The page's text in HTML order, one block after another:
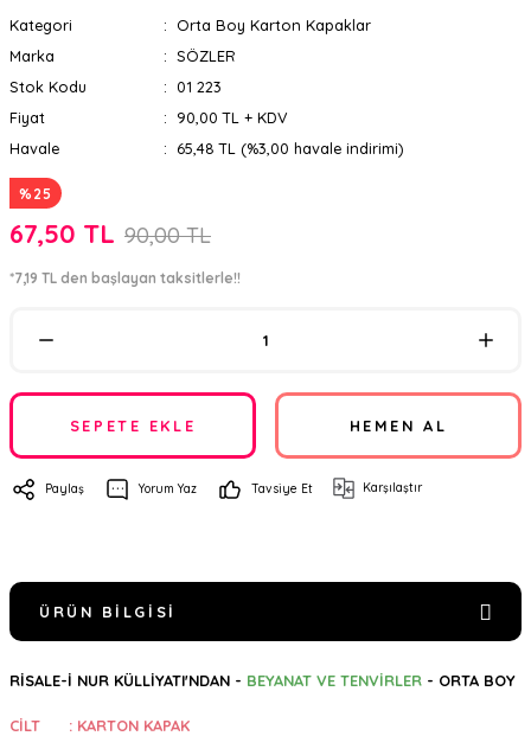
Kategori
Orta Boy Karton Kapaklar
Marka
SÖZLER
Stok Kodu
01 223
Fiyat
90,00 TL + KDV
Havale
65,48 TL (%3,00 havale indirimi)
%25
67,50 TL 90,00 TL
*7,19 TL den başlayan taksitlerle!!
SEPETE EKLE HEMEN AL
Paylaş Yorum Yaz Tavsiye Et Karşılaştır
ÜRÜN BILGISI
RİSALE-İ NUR KÜLLİYATI'NDAN - BEYANAT VE TENVİRLER - ORTA BOY
CİLT : KARTON KAPAK